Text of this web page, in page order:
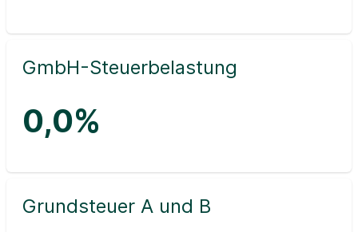
GmbH-Steuerbelastung
0,0%
Grundsteuer A und B